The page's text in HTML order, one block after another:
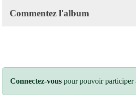
Commentez l'album
Connectez-vous pour pouvoir participer